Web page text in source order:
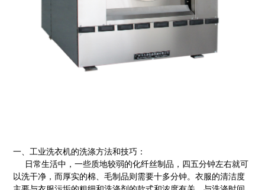
一、 工业洗衣机的洗涤方法和技巧：
日常生活中，一些质地较弱的化纤丝制品，四五分钟左右就可
以洗干净，而厚实的棉、毛制品则需要十多分钟。衣服的清洁度